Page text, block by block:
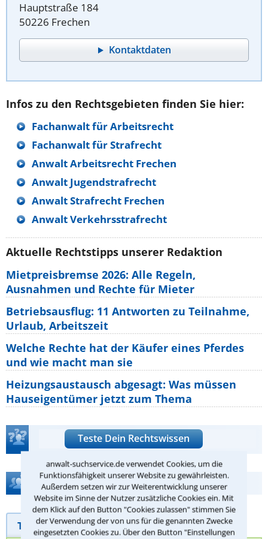
anwalt-suchservice.de verwendet Cookies, um die
Funktionsfähigkeit unserer Website zu gewährleisten.
Außerdem setzen wir zur Weiterentwicklung unserer
Website im Sinne der Nutzer zusätzliche Cookies ein. Mit
dem Klick auf den Button "Cookies zulassen" stimmen Sie
der Verwendung der von uns für die genannten Zwecke
eingesetzten Cookies zu. Über den Button "Einstellungen
Hauptstraße 184
50226 Frechen
Kontaktdaten
Infos zu den Rechtsgebieten finden Sie hier:
Fachanwalt für Arbeitsrecht
Fachanwalt für Strafrecht
Anwalt Arbeitsrecht Frechen
Anwalt Jugendstrafrecht
Anwalt Strafrecht Frechen
Anwalt Verkehrsstrafrecht
Aktuelle Rechtstipps unserer Redaktion
Mietpreisbremse 2026: Alle Regeln,
Ausnahmen und Rechte für Mieter
Betriebsausflug: 11 Antworten zu Teilnahme,
Urlaub, Arbeitszeit
Welche Rechte hat der Käufer eines Pferdes
und wie macht man sie
Heizungsaustausch abgesagt: Was müssen
Hauseigentümer jetzt zum Thema
Teste Dein Rechtswissen
Hilfe bei Ihrer Anwaltsuche?
Telefonhilfe Beratungsanfrage